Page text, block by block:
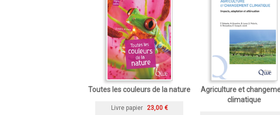
Toutes les couleurs de la nature
Livre papier 23,00 €
Agriculture et
climatique